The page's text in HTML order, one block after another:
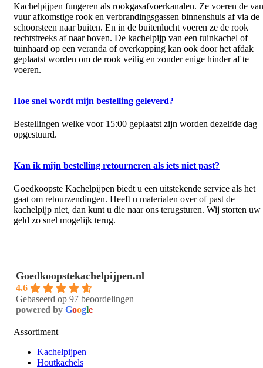
Kachelpijpen fungeren als rookgasafvoerkanalen. Ze voeren de van
vuur afkomstige rook en verbrandingsgassen binnenshuis af via de
schoorsteen naar buiten. En in de buitenlucht voeren ze de rook
rechtstreeks af naar boven. De kachelpijp van een tuinkachel of
tuinhaard op een veranda of overkapping kan ook door het afdak
geplaatst worden om de rook veilig en zonder enige hinder af te
voeren.
Hoe snel wordt mijn bestelling geleverd?
Bestellingen welke voor 15:00 geplaatst zijn worden dezelfde dag
opgestuurd.
Kan ik mijn bestelling retourneren als iets niet past?
Goedkoopste Kachelpijpen biedt u een uitstekende service als het
gaat om retourzendingen. Heeft u materialen over of past de
kachelpijp niet, dan kunt u die naar ons terugsturen. Wij storten uw
geld zo snel mogelijk terug.
Goedkoopstekachelpijpen.nl
4.6
Gebaseerd op 97 beoordelingen
powered by Google
Assortiment
Kachelpijpen
Houtkachels